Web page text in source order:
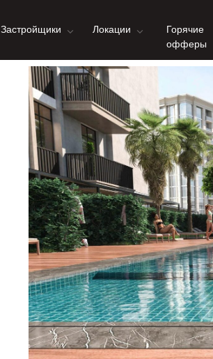
Застройщики Локации
Горячие
офферы